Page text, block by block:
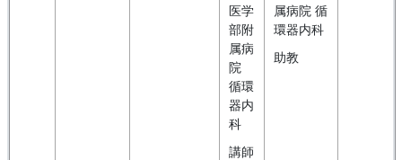
医学
部附
属病
院
循環
器内
科
講師
属病院 循
環器内科
助教